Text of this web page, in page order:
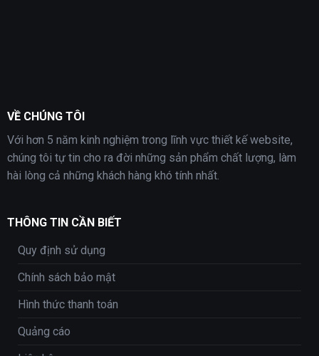
VỀ CHÚNG TÔI
Với hơn 5 năm kinh nghiệm trong lĩnh vực thiết kế website,
chúng tôi tự tin cho ra đời những sản phẩm chất lượng, làm
hài lòng cả những khách hàng khó tính nhất.
THÔNG TIN CẦN BIẾT
Quy định sử dụng
Chính sách bảo mật
Hình thức thanh toán
Quảng cáo